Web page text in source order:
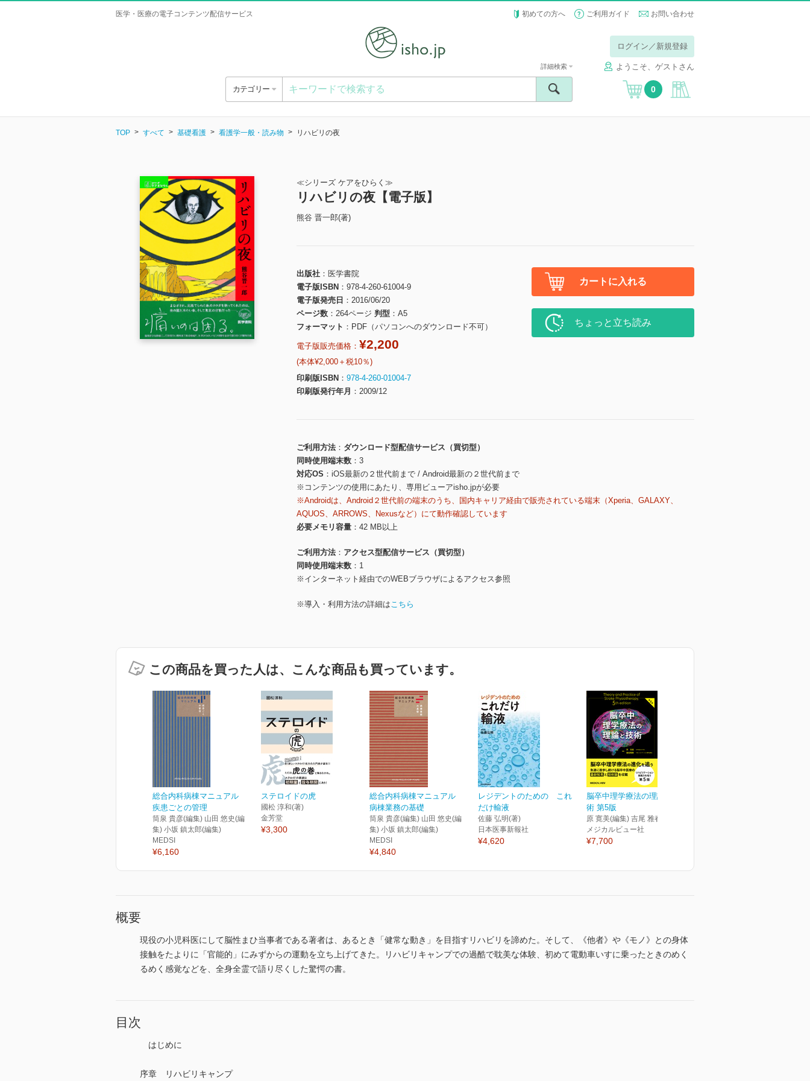
医学・医療の電子コンテンツ配信サービス 初めての方へ ご利用ガイド お問い合わせ
ログイン／新規登録
ようこそ、ゲストさん
カテゴリー
詳細検索
0
TOP すべて 基礎看護 看護学一般・読み物 リハビリの夜
≪シリーズ ケアをひらく≫
リハビリの夜【電子版】
熊谷 晋一郎(著)
出版社
医学書院
電子版ISBN
978-4-260-61004-9
電子版発売日
2016/06/20
ページ数
264ページ 判型
A5
フォーマット
PDF（パソコンへのダウンロード不可）
電子版販売価格： ¥2,200
(本体¥2,000＋税10％)
印刷版ISBN
978-4-260-01004-7
印刷版発行年月
2009/12
カートに入れる
ちょっと立ち読み
ご利用方法
ダウンロード型配信サービス（買切型）
同時使用端末数
3
対応OS
iOS最新の２世代前まで / Android最新の２世代前まで
※コンテンツの使用にあたり、専用ビューアisho.jpが必要
※Androidは、Android２世代前の端末のうち、国内キャリア経由で販売されている端末（Xperia、GALAXY、
AQUOS、ARROWS、Nexusなど）にて動作確認しています
必要メモリ容量
42 MB以上
ご利用方法
アクセス型配信サービス（買切型）
同時使用端末数
1
※インターネット経由でのWEBブラウザによるアクセス参照
※導入・利用方法の詳細はこちら
この商品を買った人は、こんな商品も買っています。
総合内科病棟マニュアル
疾患ごとの管理
筒泉 貴彦(編集) 山田 悠史(編
集) 小坂 鎮太郎(編集)
MEDSI
¥6,160
ステロイドの虎
國松 淳和(著)
金芳堂
¥3,300
総合内科病棟マニュアル
病棟業務の基礎
筒泉 貴彦(編集) 山田 悠史(編
集) 小坂 鎮太郎(編集)
MEDSI
¥4,840
レジデントのための これ
だけ輸液
佐藤 弘明(著)
日本医事新報社
¥4,620
脳卒中理学療法の理論と技
術 第5版
原 寛美(編集) 吉尾 雅春(編集)
メジカルビュー社
¥7,700
概要
現役の小児科医にして脳性まひ当事者である著者は、あるとき「健常な動き」を目指すリハビリを諦めた。そして、《他者》や《モノ》との身体
接触をたよりに「官能的」にみずからの運動を立ち上げてきた。リハビリキャンプでの過酷で耽美な体験、初めて電動車いすに乗ったときのめく
るめく感覚などを、全身全霊で語り尽くした驚愕の書。
目次
はじめに
序章 リハビリキャンプ